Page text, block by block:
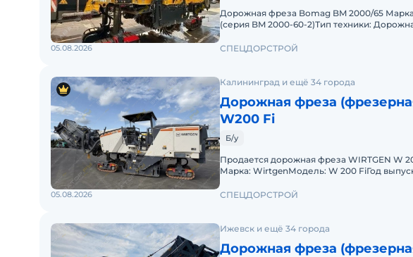
покупки и возможным формам расчета.Дорожная фреза Bomag BM 2000/65
(серия BM 2000-60-2)Тип техники:
05.08.2026 СПЕЦДОРСТРОЙ
Калининград и ещё 34 города
Дорожная фреза
W200 Fi
Б/у
Продается дорожная фреза WIRTGEN W
Марка: WirtgenМодель: W 200 FiГод
05.08.2026 СПЕЦДОРСТРОЙ
Ижевск и ещё 34 города
Дорожная фреза